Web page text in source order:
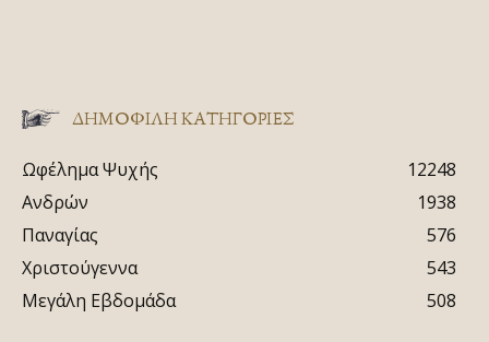
ΔΗΜΟΦΙΛΗ ΚΑΤΗΓΟΡΙΕΣ
Ωφέλημα Ψυχής
12248
Ανδρών
1938
Παναγίας
576
Χριστούγεννα
543
Μεγάλη Εβδομάδα
508